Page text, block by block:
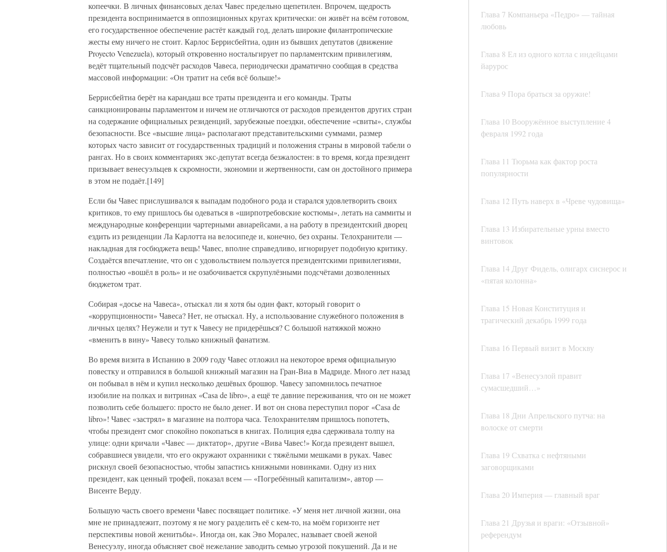
Глава 7 Компаньера «Педро» — тайная
любовь
Глава 8 Ел из одного котла с индейцами
йарурос
Глава 9 Пора браться за оружие!
Глава 10 Вооружённое выступление 4
февраля 1992 года
Глава 11 Тюрьма как фактор роста
популярности
Глава 12 Путь наверх в «Чреве чудовища»
Глава 13 Избирательные урны вместо
винтовок
Глава 14 Друг Фидель, олигарх сиснерос и
«пятая колонна»
Глава 15 Новая Конституция и
трагический декабрь 1999 года
Глава 16 Первый визит в Москву
Глава 17 «Венесуэлой правит
сумасшедший…»
Глава 18 Дни Апрельского путча: на
волоске от смерти
Глава 19 Схватка с нефтяными
заговорщиками
Глава 20 Империя — главный враг
Глава 21 Друзья и враги: «Отзывной»
референдум
копеечки. В личных финансовых делах Чавес предельно щепетилен. Впрочем, щедрость
президента воспринимается в оппозиционных кругах критически: он живёт на всём готовом,
его государственное обеспечение растёт каждый год, делать широкие филантропические
жесты ему ничего не стоит. Карлос Беррисбейтиа, один из бывших депутатов (движение
Proyecto Venezuela), который откровенно ностальгирует по парламентским привилегиям,
ведёт тщательный подсчёт расходов Чавеса, периодически драматично сообщая в средства
массовой информации: «Он тратит на себя всё больше!»
Беррисбейтиа берёт на карандаш все траты президента и его команды. Траты
санкционированы парламентом и ничем не отличаются от расходов президентов других стран
на содержание официальных резиденций, зарубежные поездки, обеспечение «свиты», службы
безопасности. Все «высшие лица» располагают представительскими суммами, размер
которых часто зависит от государственных традиций и положения страны в мировой табели о
рангах. Но в своих комментариях экс-депутат всегда безжалостен: в то время, когда президент
призывает венесуэльцев к скромности, экономии и жертвенности, сам он достойного примера
в этом не подаёт.[149]
Если бы Чавес прислушивался к выпадам подобного рода и старался удовлетворить своих
критиков, то ему пришлось бы одеваться в «ширпотребовские костюмы», летать на саммиты и
международные конференции чартерными авиарейсами, а на работу в президентский дворец
ездить из резиденции Ла Карлотта на велосипеде и, конечно, без охраны. Телохранители —
накладная для госбюджета вещь! Чавес, вполне справедливо, игнорирует подобную критику.
Создаётся впечатление, что он с удовольствием пользуется президентскими привилегиями,
полностью «вошёл в роль» и не озабочивается скрупулёзными подсчётами дозволенных
бюджетом трат.
Собирая «досье на Чавеса», отыскал ли я хотя бы один факт, который говорит о
«коррупционности» Чавеса? Нет, не отыскал. Ну, а использование служебного положения в
личных целях? Неужели и тут к Чавесу не придерёшься? С большой натяжкой можно
«вменить в вину» Чавесу только книжный фанатизм.
Во время визита в Испанию в 2009 году Чавес отложил на некоторое время официальную
повестку и отправился в большой книжный магазин на Гран-Виа в Мадриде. Много лет назад
он побывал в нём и купил несколько дешёвых брошюр. Чавесу запомнилось печатное
изобилие на полках и витринах «Casa de libro», а ещё те давние переживания, что он не может
позволить себе большего: просто не было денег. И вот он снова переступил порог «Casa de
libro»! Чавес «застрял» в магазине на полтора часа. Телохранителям пришлось попотеть,
чтобы президент смог спокойно покопаться в книгах. Полиция едва сдерживала толпу на
улице: одни кричали «Чавес — диктатор», другие «Вива Чавес!» Когда президент вышел,
собравшиеся увидели, что его окружают охранники с тяжёлыми мешками в руках. Чавес
рискнул своей безопасностью, чтобы запастись книжными новинками. Одну из них
президент, как ценный трофей, показал всем — «Погребённый капитализм», автор —
Висенте Верду.
Большую часть своего времени Чавес посвящает политике. «У меня нет личной жизни, она
мне не принадлежит, поэтому я не могу разделить её с кем-то, на моём горизонте нет
перспективы новой женитьбы». Иногда он, как Эво Моралес, называет своей женой
Венесуэлу, иногда объясняет своё нежелание заводить семью угрозой покушений. Да и не